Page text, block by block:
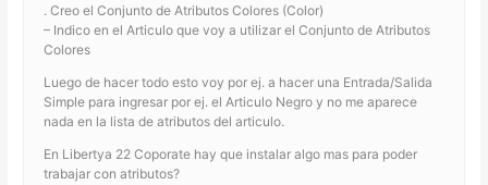
. Creo el Conjunto de Atributos Colores (Color)
– Indico en el Articulo que voy a utilizar el Conjunto de Atributos
Colores
Luego de hacer todo esto voy por ej. a hacer una Entrada/Salida
Simple para ingresar por ej. el Articulo Negro y no me aparece
nada en la lista de atributos del articulo.
En Libertya 22 Coporate hay que instalar algo mas para poder
trabajar con atributos?